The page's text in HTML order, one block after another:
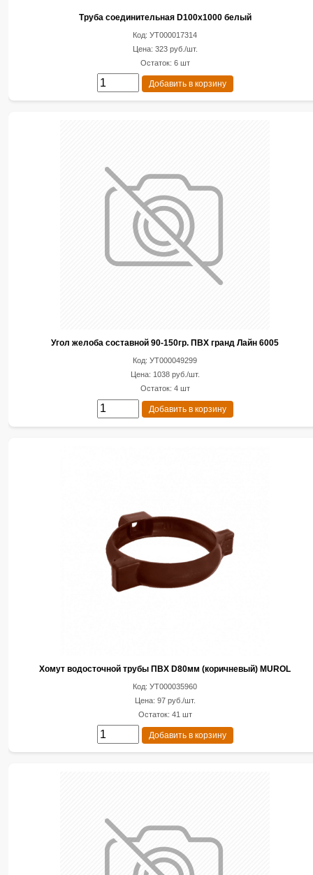
Труба соединительная D100х1000 белый
Код: УТ000017314
Цена: 323 руб./шт.
Остаток: 6 шт
Добавить в корзину
Угол желоба составной 90-150гр. ПВХ гранд Лайн 6005
Код: УТ000049299
Цена: 1038 руб./шт.
Остаток: 4 шт
Добавить в корзину
Хомут водосточной трубы ПВХ D80мм (коричневый) MUROL
Код: УТ000035960
Цена: 97 руб./шт.
Остаток: 41 шт
Добавить в корзину